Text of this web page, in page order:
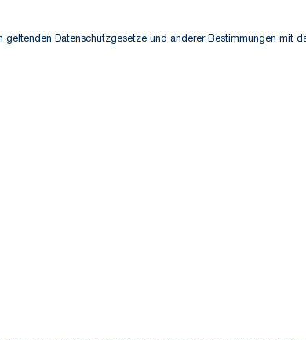
Datenschutzgesetze und anderer Bestimmungen mit